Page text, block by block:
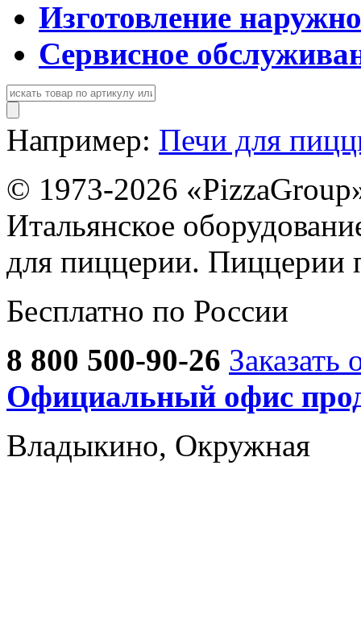
Изготовление
Сервисное
Например: Печи для
© 1973-2026
Итальянское
для пиццерии. Пиццерии
Бесплатно по России
8 800 500-90-26 Заказать
Официальный офис
Владыкино, Окружная